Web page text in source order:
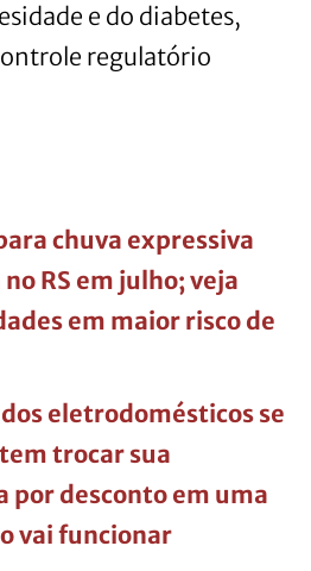
e do diabetes,
regulatório
chuva expressiva
RS em julho; veja
em maior risco de
eletrodomésticos se
trocar sua
por desconto em uma
vai funcionar